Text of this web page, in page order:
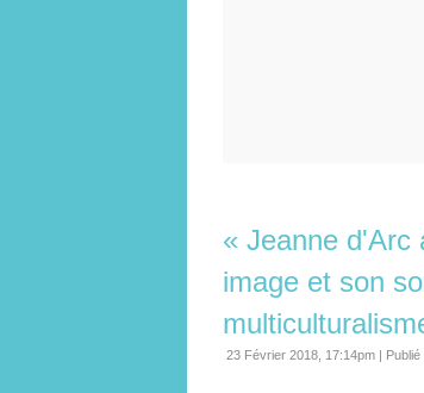
« Jeanne d'Arc
image et son
23 Février 2018, 17:14pm |